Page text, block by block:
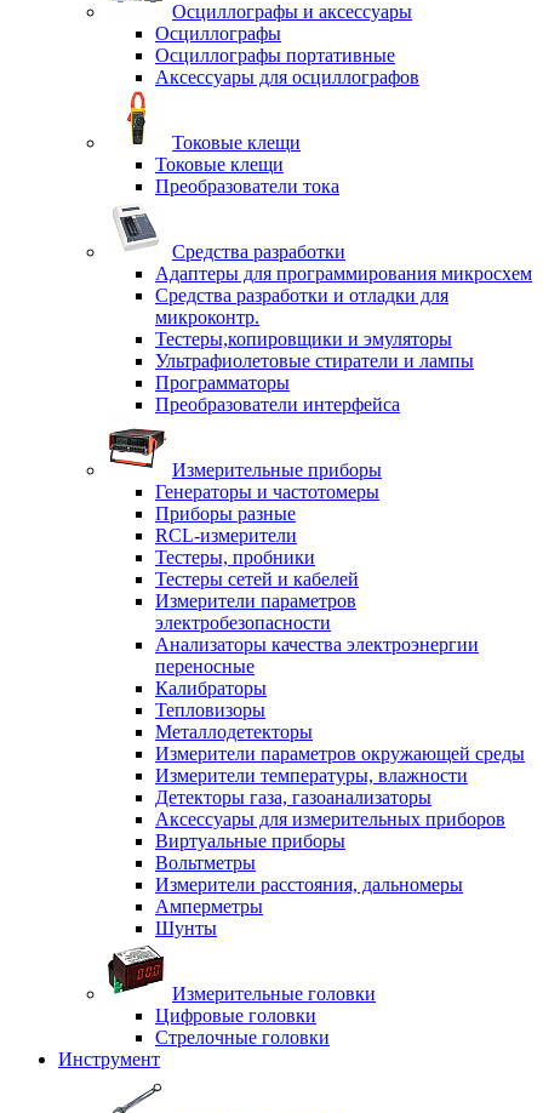
Осциллографы и аксессуары
Осциллографы
Осциллографы портативные
Аксессуары для осциллографов
Токовые клещи
Токовые клещи
Преобразователи тока
Средства разработки
Адаптеры для программирования микросхем
Средства разработки и отладки для
микроконтр.
Тестеры,копировщики и эмуляторы
Ультрафиолетовые стиратели и лампы
Программаторы
Преобразователи интерфейса
Измерительные приборы
Генераторы и частотомеры
Приборы разные
RCL-измерители
Тестеры, пробники
Тестеры сетей и кабелей
Измерители параметров
электробезопасности
Анализаторы качества электроэнергии
переносные
Калибраторы
Тепловизоры
Металлодетекторы
Измерители параметров окружающей среды
Измерители температуры, влажности
Детекторы газа, газоанализаторы
Аксессуары для измерительных приборов
Виртуальные приборы
Вольтметры
Измерители расстояния, дальномеры
Амперметры
Шунты
Измерительные головки
Цифровые головки
Стрелочные головки
Инструмент